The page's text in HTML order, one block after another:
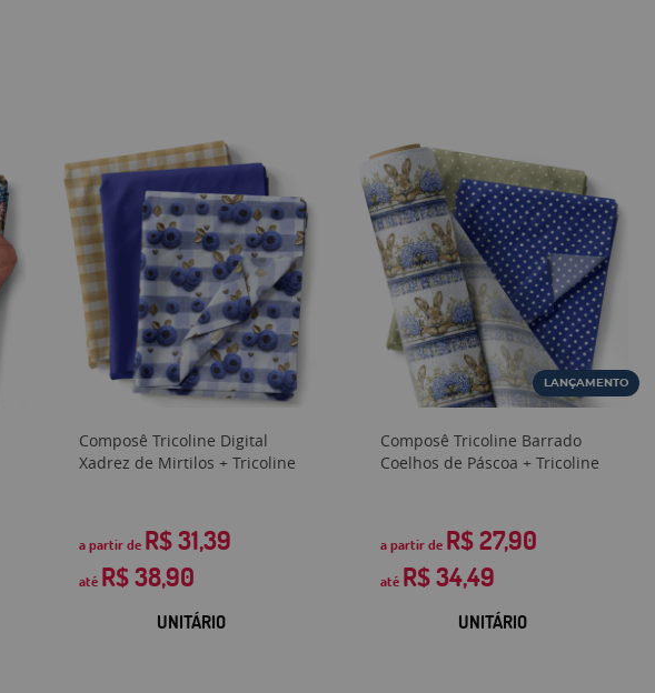
Composê Tricoline Digital
Xadrez de Mirtilos + Tricoline
a partir de R$ 31,39
até R$ 38,90
UNITÁRIO
LANÇAMENTO
Composê Tricoline Barrado
Coelhos de Páscoa + Tricoline
a partir de R$ 27,90
até R$ 34,49
UNITÁRIO